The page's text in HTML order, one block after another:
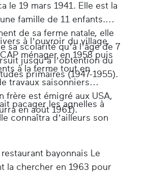
le 19 mars 1941. Elle est la
famille de 11 enfants.
de sa ferme natale, elle
sa scolarité qu’à l’âge de 7
jusqu’à l’obtention du
primaires (1947-1955).
à l’ouvroir du village,
ménager en 1958 puis
à la ferme tout en
travaux saisonniers
frère est émigré aux USA,
en août 1961).
pacager les agnelles à
connaîtra d’ailleurs son
bayonnais Le
la chercher en 1963 pour